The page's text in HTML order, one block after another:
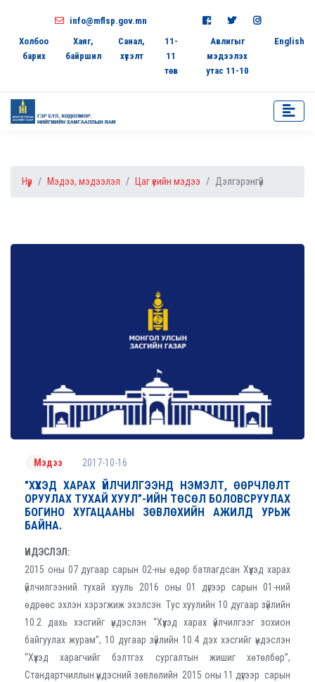
info@mflsp.gov.mn
Холбоо
барих
Хаяг,
байршил
Санал,
хүсэлт
11-
11
төв
Авлигыг
мэдээлэх
утас 11-10
English
Нүүр Мэдээ, мэдээлэл Цаг үеийн мэдээ Дэлгэрэнгүй
Мэдээ 2017-10-16
"ХҮҮХЭД ХАРАХ ҮЙЛЧИЛГЭЭНД НЭМЭЛТ, ӨӨРЧЛӨЛТ
ОРУУЛАХ ТУХАЙ ХУУЛ”-ИЙН ТӨСӨЛ БОЛОВСРУУЛАХ
БОГИНО ХУГАЦААНЫ ЗӨВЛӨХИЙН АЖИЛД УРЬЖ
БАЙНА.
ҮНДЭСЛЭЛ:
2015 оны 07 дугаар сарын 02-ны өдөр батлагдсан Хүүхэд харах
үйлчилгээний тухай хууль 2016 оны 01 дүгээр сарын 01-ний
өдрөөс эхлэн хэрэгжиж эхэлсэн. Тус хуулийн 10 дугаар зүйлийн
10.2 дахь хэсгийг үндэслэн “Хүүхэд харах үйлчилгээг зохион
байгуулах журам”, 10 дугаар зүйлийн 10.4 дэх хэсгийг үндэслэн
“Хүүхэд харагчийг бэлтгэх сургалтын жишиг хөтөлбөр”,
Стандартчиллын үндэсний зөвлөлийн 2015 оны 11 дүгээр сарын